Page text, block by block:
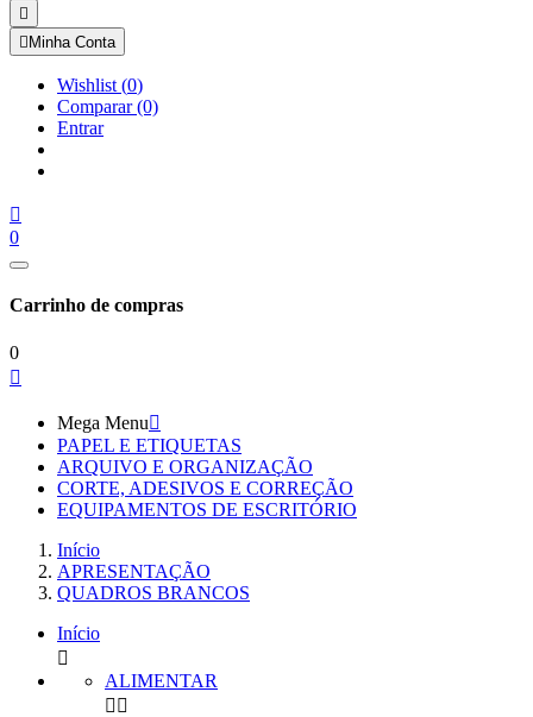

 Minha Conta
Wishlist (0)
Comparar(0)
Entrar

0
Carrinho de compras
0

Mega Menu
PAPEL E ETIQUETAS
ARQUIVO E ORGANIZAÇÃO
CORTE, ADESIVOS E CORREÇÃO
EQUIPAMENTOS DE ESCRITÓRIO
Início
APRESENTAÇÃO
QUADROS BRANCOS
Início

ALIMENTAR
 